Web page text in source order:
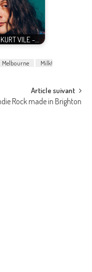
VILE -…
Melbourne
Milk!
Article suivant
Rock made in Brighton